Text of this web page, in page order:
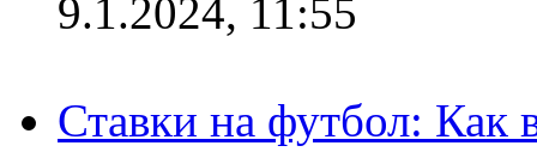
9.1.2024, 11:55
Ставки на футбол: Как